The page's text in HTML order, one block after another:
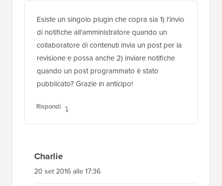
Esiste un singolo plugin che copra sia 1) l'invio
di notifiche all'amministratore quando un
collaboratore di contenuti invia un post per la
revisione e possa anche 2) inviare notifiche
quando un post programmato è stato
pubblicato? Grazie in anticipo!
Rispondi
Charlie
20 set 2016 alle 17:36